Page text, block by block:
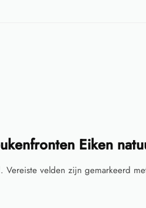
Eiken
Vereiste velden zijn gemarkeerd